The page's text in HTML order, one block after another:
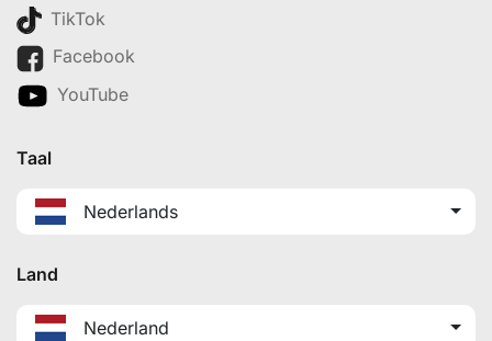
TikTok
Facebook
YouTube
Taal
Nederlands
Land
Nederland